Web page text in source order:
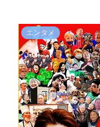
エンタメ